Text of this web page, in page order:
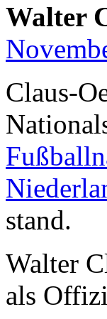
Walter
Claus-
stand.
Walter
als